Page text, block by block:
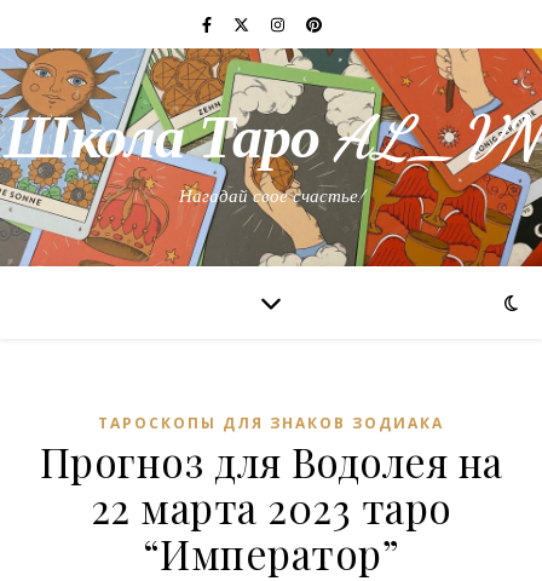
Школа Таро AL_VN
Нагадай свое счастье!
ТАРОСКОПЫ ДЛЯ ЗНАКОВ ЗОДИАКА
Прогноз для Водолея на
22 марта 2023 таро
“Император”